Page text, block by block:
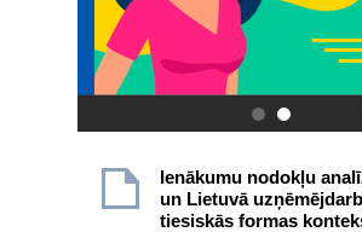
.
Ienākumu nodokļu
un Lietuvā
tiesiskās formas